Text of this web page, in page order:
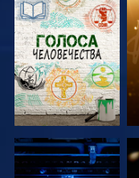
СМОТРЕТЬ
ПЕРЕДАЧИ